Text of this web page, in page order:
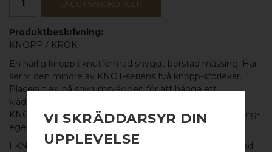
LÄGG I VARUKORGEN
Produktbeskrivning:
KNOPP / KROK
En härlig knopp i knutformad snyggt borstad mässing. Här
ser vi den mindre av KNOT-seriens två knopp-storlekar.
Placera t.ex. på sovrumsväggen för att hänga ett
klädesplagg eller piffa upp förvaringslådor i badrummet.
KNOT
är också både greppvänlig och har mycket bra häng-
egenskaper.
I KNOT -serien finns även ett fantastiskt handtag
med
VI SKRÄDDARSYR DIN
UPPLEVELSE